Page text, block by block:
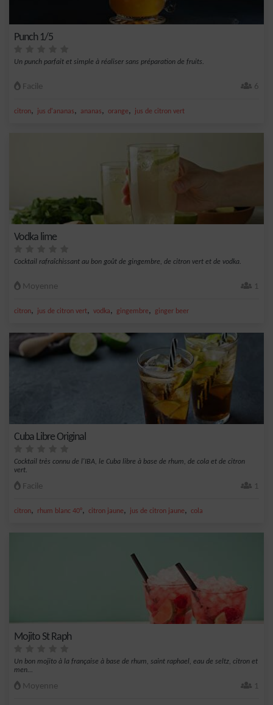
Punch 1/5
Un punch parfait et simple à réaliser sans préparation de fruits.
Facile 6
citron, jus d'ananas, ananas, orange, jus de citron vert
Vodka lime
Cocktail rafraîchissant au bon goût de gingembre, de citron vert et de vodka.
Moyenne 1
citron, jus de citron vert, vodka, gingembre, ginger beer
Cuba Libre Original
Cocktail très connu de l'IBA, le Cuba libre à base de rhum, de cola et de citron
vert.
Facile 1
citron, rhum blanc 40°, citron jaune, jus de citron jaune, cola
Mojito St Raph
Un bon mojito à la française à base de rhum, saint raphael, eau de seltz, citron et
men...
Moyenne 1